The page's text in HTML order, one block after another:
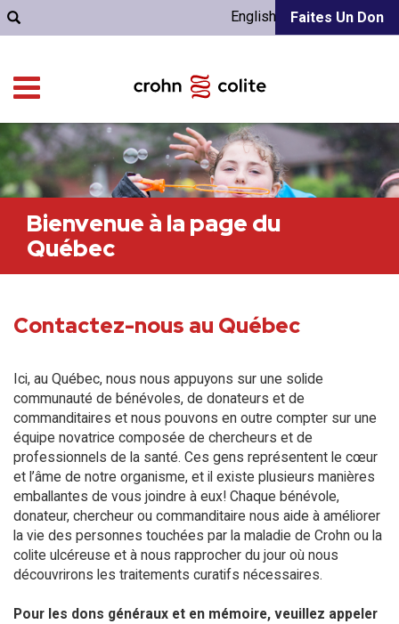
Faites Un Don
English
Bienvenue à la page du
Québec
Contactez-nous au Québec
Ici, au Québec, nous nous appuyons sur une solide
communauté de bénévoles, de donateurs et de
commanditaires et nous pouvons en outre compter sur une
équipe novatrice composée de chercheurs et de
professionnels de la santé. Ces gens représentent le cœur
et l’âme de notre organisme, et il existe plusieurs manières
emballantes de vous joindre à eux! Chaque bénévole,
donateur, chercheur ou commanditaire nous aide à améliorer
la vie des personnes touchées par la maladie de Crohn ou la
colite ulcéreuse et à nous rapprocher du jour où nous
découvrirons les traitements curatifs nécessaires.
Pour les dons généraux et en mémoire, veuillez appeler